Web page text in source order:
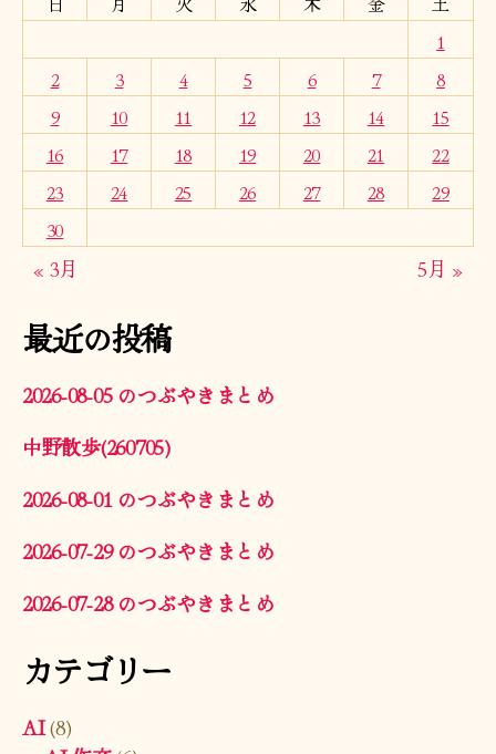
1
2
3 4 5 6 7
8
9
10 11 12 13 14
15
16
17 18 19 20 21
22
23
24 25 26 27 28
29
30
« 3月 5月 »
最近の投稿
2026-08-05 のつぶやきまとめ
中野散歩(260705)
2026-08-01 のつぶやきまとめ
2026-07-29 のつぶやきまとめ
2026-07-28 のつぶやきまとめ
カテゴリー
AI(8)